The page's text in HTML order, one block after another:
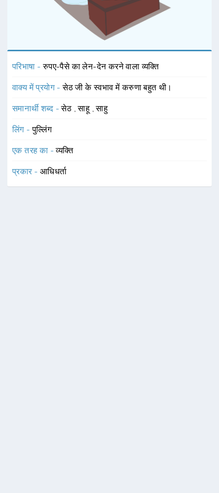
परिभाषा -रुपए-पैसे का लेन-देन करने वाला व्यक्ति
वाक्य में प्रयोग -सेठ जी के स्वभाव में करुणा बहुत थी।
समानार्थी शब्द -सेठ ,साहू ,साहु
लिंग -पुल्लिंग
एक तरह का -व्यक्ति
प्रकार - आधिधर्ता